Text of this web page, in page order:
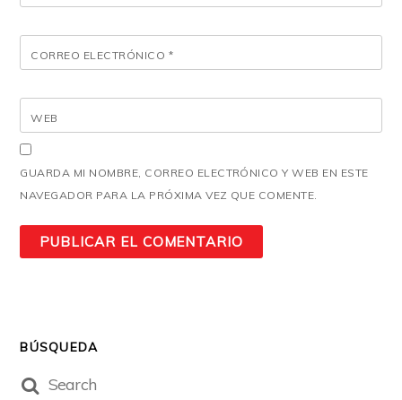
CORREO ELECTRÓNICO *
WEB
GUARDA MI NOMBRE, CORREO ELECTRÓNICO Y WEB EN ESTE
NAVEGADOR PARA LA PRÓXIMA VEZ QUE COMENTE.
BÚSQUEDA